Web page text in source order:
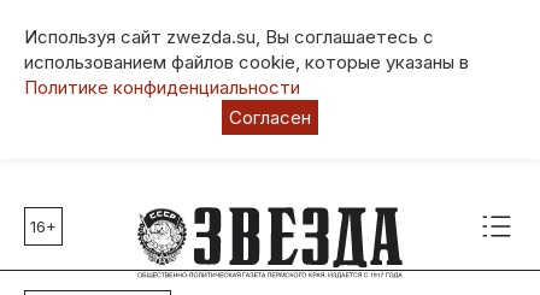
Используя сайт zwezda.su, Вы соглашаетесь с
использованием файлов cookie, которые указаны в
Политике конфиденциальности
Согласен
Главные темы
80 лет Победы
16+